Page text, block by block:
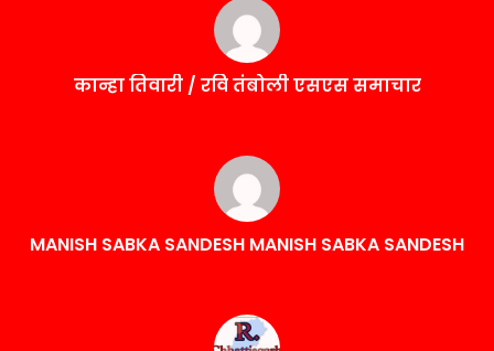
कान्हा तिवारी / रवि तंबोली एसएस समाचार
MANISH SABKA SANDESH MANISH SABKA SANDESH